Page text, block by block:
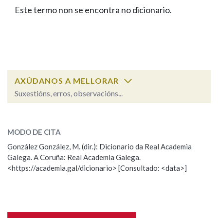
FIGURAS HOMENAXEADAS
PORTAL DAS PALABRAS
Facebook
TwitterYoutubeInstagram
Bluesky
BUSCAR NOS LEMAS
Remata por
BUSCAR NO CONTIDO
Nas definicións
Este termo non se encontra no dicionario.
AXÚDANOS A MELLORAR
Suxestións, erros, observacións...
Observación
Nome
MODO DE CITA
González González, M. (dir.): Dicionario da Real Academia
Galega. A Coruña: Real Academia Galega.
<https://academia.gal/dicionario> [Consultado: <data>]